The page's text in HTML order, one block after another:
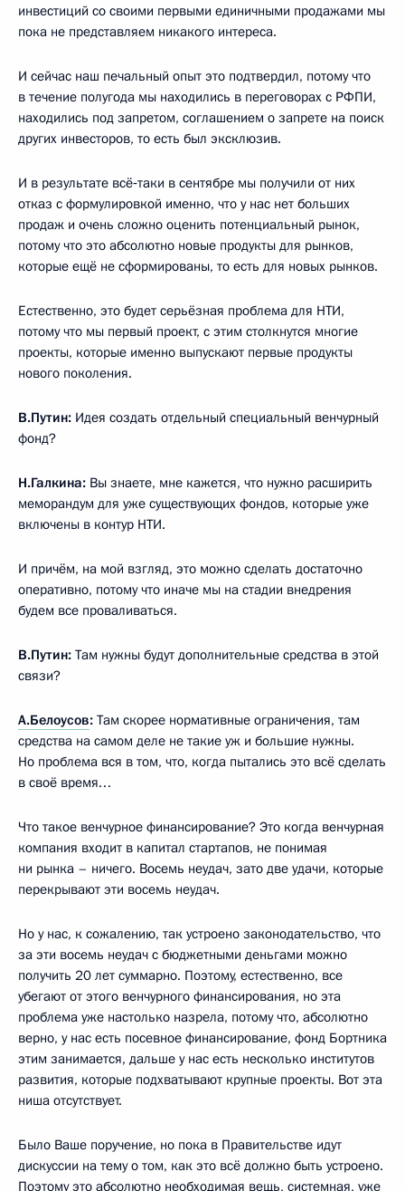
инвестиций со своими первыми единичными продажами мы
пока не представляем никакого интереса.
И сейчас наш печальный опыт это подтвердил, потому что
в течение полугода мы находились в переговорах с РФПИ,
находились под запретом, соглашением о запрете на поиск
других инвесторов, то есть был эксклюзив.
И в результате всё‑таки в сентябре мы получили от них
отказ с формулировкой именно, что у нас нет больших
продаж и очень сложно оценить потенциальный рынок,
потому что это абсолютно новые продукты для рынков,
которые ещё не сформированы, то есть для новых рынков.
Естественно, это будет серьёзная проблема для НТИ,
потому что мы первый проект, с этим столкнутся многие
проекты, которые именно выпускают первые продукты
нового поколения.
В.Путин: Идея создать отдельный специальный венчурный
фонд?
Н.Галкина: Вы знаете, мне кажется, что нужно расширить
меморандум для уже существующих фондов, которые уже
включены в контур НТИ.
И причём, на мой взгляд, это можно сделать достаточно
оперативно, потому что иначе мы на стадии внедрения
будем все проваливаться.
В.Путин: Там нужны будут дополнительные средства в этой
связи?
А.Белоусов: Там скорее нормативные ограничения, там
средства на самом деле не такие уж и большие нужны.
Но проблема вся в том, что, когда пытались это всё сделать
в своё время…
Что такое венчурное финансирование? Это когда венчурная
компания входит в капитал стартапов, не понимая
ни рынка – ничего. Восемь неудач, зато две удачи, которые
перекрывают эти восемь неудач.
Но у нас, к сожалению, так устроено законодательство, что
за эти восемь неудач с бюджетными деньгами можно
получить 20 лет суммарно. Поэтому, естественно, все
убегают от этого венчурного финансирования, но эта
проблема уже настолько назрела, потому что, абсолютно
верно, у нас есть посевное финансирование, фонд Бортника
этим занимается, дальше у нас есть несколько институтов
развития, которые подхватывают крупные проекты. Вот эта
ниша отсутствует.
Было Ваше поручение, но пока в Правительстве идут
дискуссии на тему о том, как это всё должно быть устроено.
Поэтому это абсолютно необходимая вещь, системная, уже